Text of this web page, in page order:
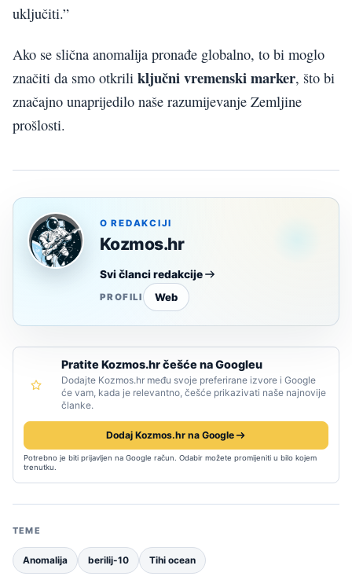
uključiti.”
Ako se slična anomalija pronađe globalno, to bi moglo
značiti da smo otkrili ključni vremenski marker, što bi
značajno unaprijedilo naše razumijevanje Zemljine
prošlosti.
O REDAKCIJI
Kozmos.hr
Svi članci redakcije
PROFILI Web
Pratite Kozmos.hr češće na Googleu
Dodajte Kozmos.hr među svoje preferirane izvore i Google
će vam, kada je relevantno, češće prikazivati naše najnovije
članke.
Dodaj Kozmos.hr na Google
Potrebno je biti prijavljen na Google račun. Odabir možete promijeniti u bilo kojem
trenutku.
TEME
Anomalija berilij-10 Tihi ocean